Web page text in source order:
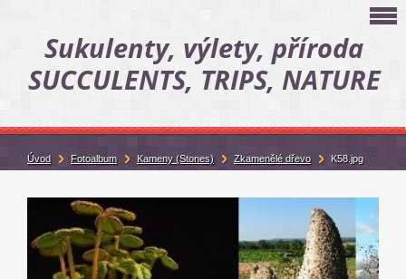
Sukulenty, výlety, příroda
SUCCULENTS, TRIPS, NATURE
Úvod Fotoalbum Kameny (Stones) Zkamenělé dřevo K58.jpg